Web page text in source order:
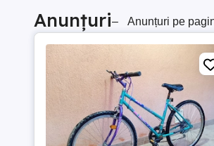
Anunțuri– Anunțuri pe